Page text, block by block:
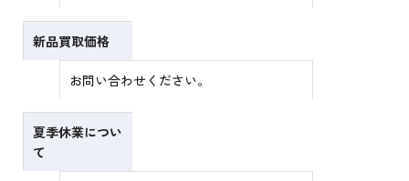
新品買取価格
お問い合わせください。
夏季休業につい
て